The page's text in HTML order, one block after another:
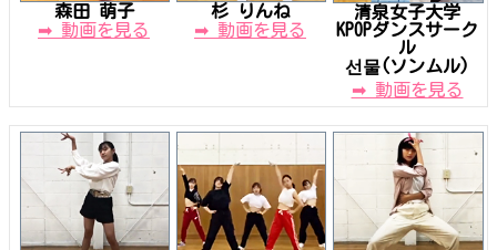
森田 萌子
➡ 動画を見る
杉 りんね
➡ 動画を見る
清泉女子大学
KPOPダンスサーク
ル
선물(ソンムル)
➡ 動画を見る